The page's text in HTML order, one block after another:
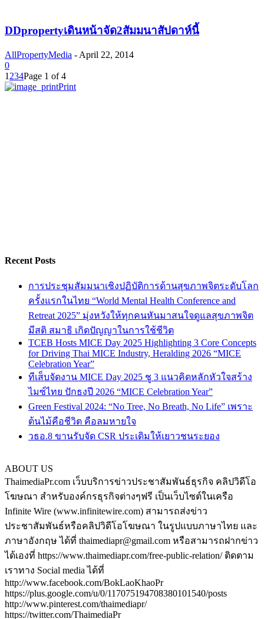
DDpropertyเดินหน้าจัด2สัมมนาสัปดาห์นี้
AllPropertyMedia - April 22, 2014
0
1 234Page 1 of 4
Print
Recent Posts
การประชุมสัมมนาเชิงปฏิบัติการด้านสุขภาพจิตระดับโลก
ครั้งแรกในไทย “World Mental Health Conference and
Retreat 2025” มุ่งหวังให้ทุกคนหันมาสนใจดูแลสุขภาพจิต
มีสติ สมาธิ เกิดปัญญาในการใช้ชีวิต
TCEB Hosts MICE Day 2025 Highlighting 3 Core Concepts
for Driving Thai MICE Industry, Heralding 2026 “MICE
Celebration Year”
ทีเส็บจัดงาน MICE Day 2025 ชู 3 แนวคิดหลักหัวใจสร้าง
ไมซ์ไทย ปักธงปี 2026 “MICE Celebration Year”
Green Festival 2024: “No Tree, No Breath, No Life” เพราะ
ต้นไม้คือชีวิต คือลมหายใจ
วธอ.8 ขานรับจัด CSR ประเดิมให้เยาวชนระยอง
ABOUT US
ThaimediaPr.com เว็บบริการข่าวประชาสัมพันธ์ธุรกิจ คลิปวิดีโอ
โฆษณา สำหรับองค์กรธุรกิจต่างๆฟรี เป็นเว็บไซต์ในเครือ
Infinite Wire (www.infinitewire.com) สามารถส่งข่าว
ประชาสัมพันธ์หรือคลิปวิดีโอโฆษณา ในรูปแบบภาษาไทย และ
ภาษาอังกฤษ ได้ที่ thaimediapr@gmail.com หรือสามารถฝากข่าว
ได้เองที่ https://www.thaimediapr.com/free-public-relation/ ติดตาม
เราทาง Social media ได้ที่
http://www.facebook.com/BokLaoKhaoPr
https://plus.google.com/u/0/117075194708380101540/posts
http://www.pinterest.com/thaimediapr/
https://twitter.com/ThaimediaPr